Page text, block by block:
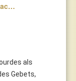
als
Gebets,